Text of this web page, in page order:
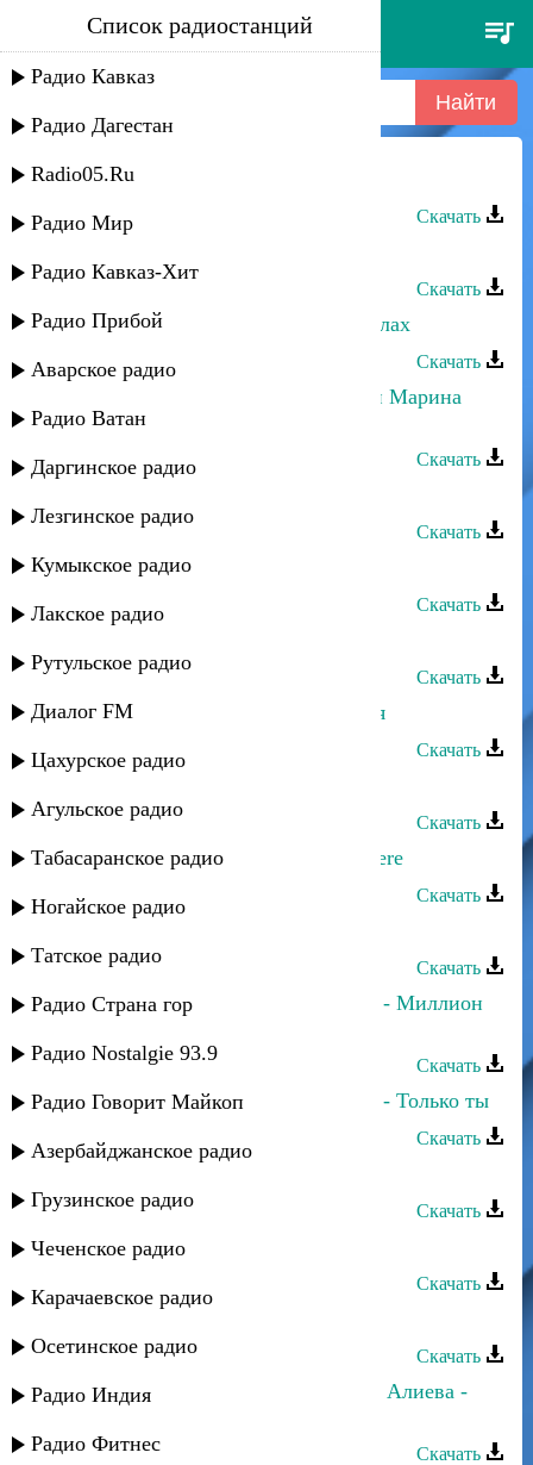
дина алиева - салават
Список радиостанций
Радио Кавказ
Радио Дагестан
Radio05.Ru
Радио Мир
Радио Кавказ-Хит
Радио Прибой
Аварское радио
Радио Ватан
Даргинское радио
Лезгинское радио
Кумыкское радио
Лакское радио
Рутульское радио
Диалог FM
Цахурское радио
Агульское радио
Табасаранское радио
Ногайское радио
Татское радио
Радио Страна гор
Радио Nostalgie 93.9
Радио Говорит Майкоп
Азербайджанское радио
Грузинское радио
Чеченское радио
Карачаевское радио
Осетинское радио
Радио Индия
Радио Фитнес
Дина Алиева - Салават
Скачать
Скачать
Дина Алиева - Альхамдулиллях аллах
Скачать
Даниэль Гарунов, Дина Мереуца и Марина
Алиева - Трилогия
Скачать
Скачать
Дина Мереуца - Эй цыган
Скачать
Скачать
Марина Алиева - С днем рождения
Скачать
Скачать
Дина Мереуца - You are not from here
Скачать
Скачать
Даниэль Гарунов и Дина Мереуца - Миллион
Скачать
Даниэль Гарунов и Дина Мереуца - Только ты
Скачать
Скачать
Марина Алиева - Сон
Скачать
Скачать
Прямой, Марина Алиева и Сабина Алиева -
Скачать